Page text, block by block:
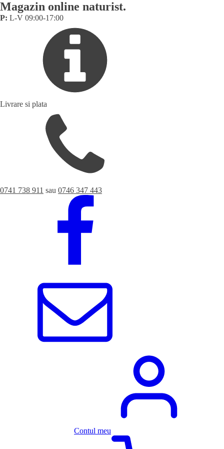
Magazin online naturist.
P: L-V 09:00-17:00
Livrare si plata
0741 738 911 sau 0746 347 443
Contul meu